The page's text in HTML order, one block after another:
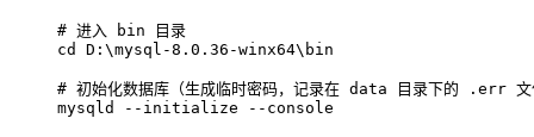
cd
D:\mysql-8 . 0 . 36 -winx64\bin
# 初始化数据库（生成临时密码，记录在 data 目录下的 .err 文
mysqld --initialize --console